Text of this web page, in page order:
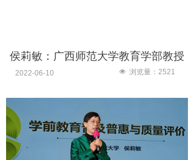
侯莉敏：广西师范大学教育学部教授
2022-06-10 넶 浏览量： 2521